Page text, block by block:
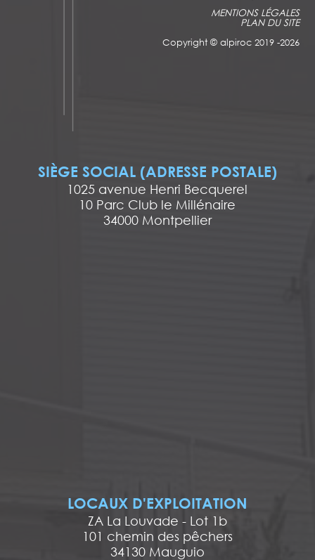
MENTIONS LÉGALES
PLAN DU SITE
Copyright ©alpiroc 2019 -2026
SIÈGE SOCIAL (ADRESSE POSTALE)
1025 avenue Henri Becquerel
10 Parc Club le Millénaire
34000 Montpellier
LOCAUX D'EXPLOITATION
ZA La Louvade - Lot 1b
101 chemin des pêchers
34130 Mauguio